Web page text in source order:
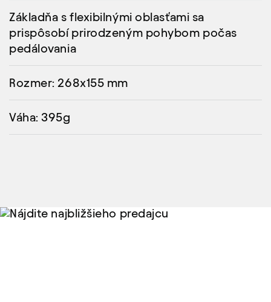
Základňa s flexibilnými oblasťami sa
prispôsobí prirodzeným pohybom počas
pedálovania
Rozmer: 268x155 mm
Váha: 395g
Nájdite